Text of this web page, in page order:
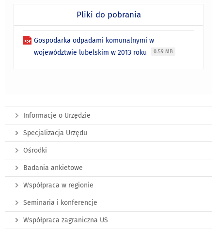
Pliki do pobrania
Gospodarka odpadami komunalnymi w
województwie lubelskim w 2013 roku
0.59 MB
Informacje o Urzędzie
Specjalizacja Urzędu
Ośrodki
Badania ankietowe
Współpraca w regionie
Seminaria i konferencje
Współpraca zagraniczna US